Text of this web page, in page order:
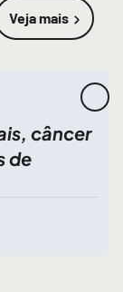
Veja mais
sobre
câncer
de